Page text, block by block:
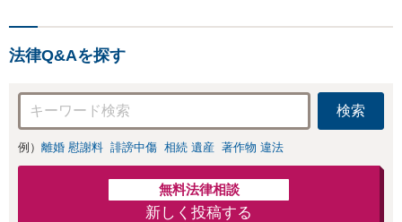
お店の風評被害対
応可：開示請求の
意見照会が来たと
きの対処法、被害
者との示談交渉
法律Q&Aを探す
検索
例） 離婚 慰謝料 誹謗中傷 相続 遺産 著作物 違法
無料法律相談
新しく投稿する